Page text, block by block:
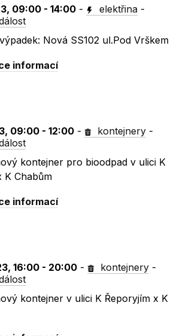
09:00 - 14:00 - elektřina -
Nová SS102 ul.Pod Vrškem
informací
09:00 - 12:00 - kontejnery -
kontejner pro bioodpad v ulici K
K Chabům
informací
16:00 - 20:00 - kontejnery -
kontejner v ulici K Řeporyjím x K